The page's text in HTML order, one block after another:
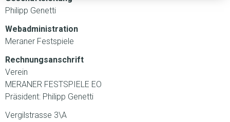
Philipp Genetti
Webadministration
Meraner Festspiele
Rechnungsanschrift
Verein
MERANER FESTSPIELE EO
Präsident: Philipp Genetti
Vergilstrasse 3\A